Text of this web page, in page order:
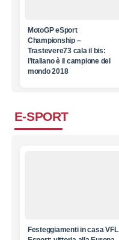
MotoGP eSport
Championship –
Trastevere73 cala il bis:
l’italiano è il campione del
mondo 2018
E-SPORT
Festeggiamenti in casa VFL